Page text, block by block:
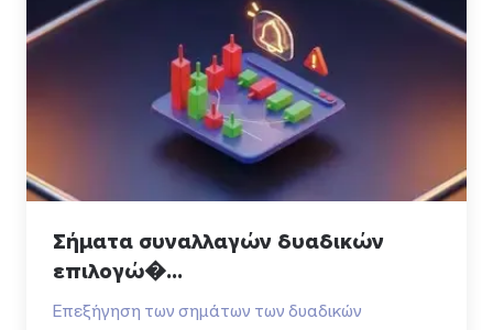
Σήματα συναλλαγών δυαδικών
επιλογώ�...
Επεξήγηση των σημάτων των δυαδικών